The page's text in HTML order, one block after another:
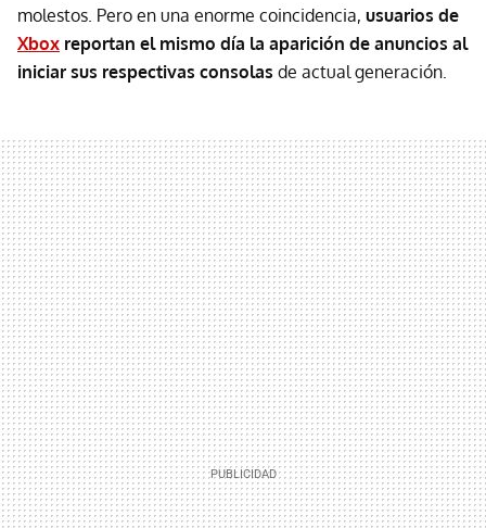
molestos. Pero en una enorme coincidencia, usuarios de
Xbox reportan el mismo día la aparición de anuncios al
iniciar sus respectivas consolas de actual generación.